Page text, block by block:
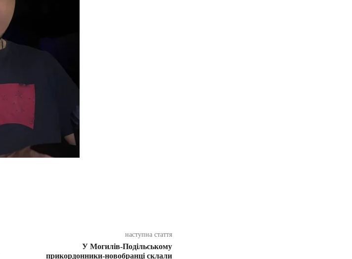
наступна стаття
У Могилів-Подільському
прикордонники-новобранці склали